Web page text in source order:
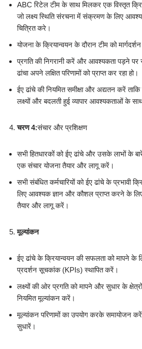
ABC रिटेल टीम के साथ मिलकर एक विस्तृत
जो लक्ष्य स्थिति संरचना में संक्रमण के लिए आवश्यक
चित्रित करे।
योजना के क्रियान्वयन के दौरान टीम को
प्रगति की निगरानी करें और आवश्यकता पड़ने पर
ढांचा अपने लक्षित परिणामों को प्राप्त कर रहा हो।
ईए ढांचे की नियमित समीक्षा और अद्यतन करें
लक्ष्यों और बदलती हुई व्यापार आवश्यकताओं के
चरण 4:संचार और प्रशिक्षण
सभी हितधारकों को ईए ढांचे और उसके लाभों के
एक संचार योजना तैयार और लागू करें।
सभी संबंधित कर्मचारियों को ईए ढांचे के प्रभावी
लिए आवश्यक ज्ञान और कौशल प्राप्त करने के
तैयार और लागू करें।
मूल्यांकन
ईए ढांचे के क्रियान्वयन की सफलता को मापने के
प्रदर्शन सूचकांक (KPIs) स्थापित करें।
लक्ष्यों की ओर प्रगति को मापने और सुधार के
नियमित मूल्यांकन करें।
मूल्यांकन परिणामों का उपयोग करके समायोजन
सुधारें।